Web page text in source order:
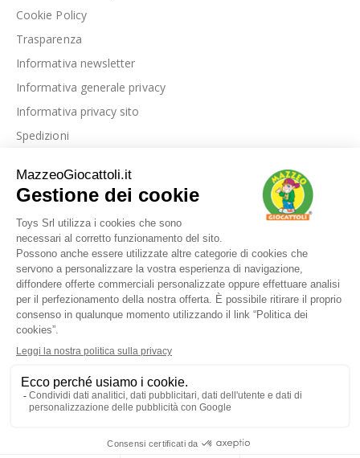
Cookie Policy
Trasparenza
Informativa newsletter
Informativa generale privacy
Informativa privacy sito
Spedizioni
La nostra azienda
Le nostre recensioni
Blog
Dove siamo
Contattaci
I nostri marchi